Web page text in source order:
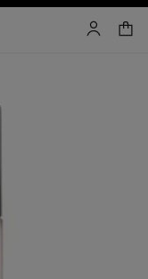
cuenta